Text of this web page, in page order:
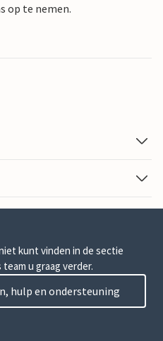
op te nemen.
kunt vinden in de sectie
u graag verder.
hulp en ondersteuning